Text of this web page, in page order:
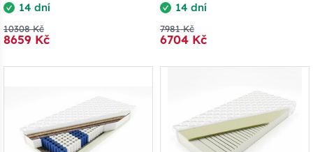
14 dní
10308 Kč
8659 Kč
14 dní
7981 Kč
6704 Kč